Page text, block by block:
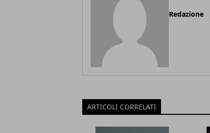
Redazione
ARTICOLI CORRELATI